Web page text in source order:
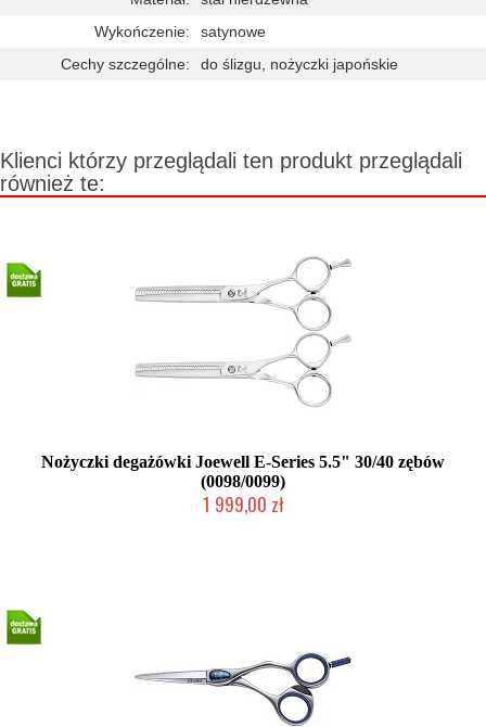
Wykończenie:
satynowe
Cechy szczególne:
do ślizgu, nożyczki japońskie
Klienci którzy przeglądali ten produkt przeglądali
również te:
Nożyczki degażówki Joewell E-Series 5.5" 30/40 zębów
(0098/0099)
1 999,00 zł